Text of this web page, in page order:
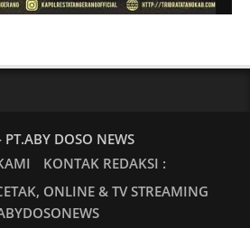
DOSO NEWS
KONTAK REDAKSI :
ONLINE & TV STREAMING